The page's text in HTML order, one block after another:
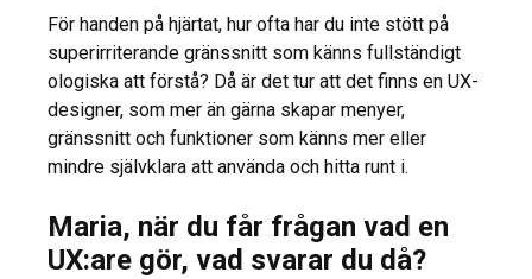
För handen på hjärtat, hur ofta har du inte stött på
superirriterande gränssnitt som känns fullständigt
ologiska att förstå? Då är det tur att det finns en UX-
designer, som mer än gärna skapar menyer,
gränssnitt och funktioner som känns mer eller
mindre självklara att använda och hitta runt i.
Maria, när du får frågan vad en
UX:are gör, vad svarar du då?